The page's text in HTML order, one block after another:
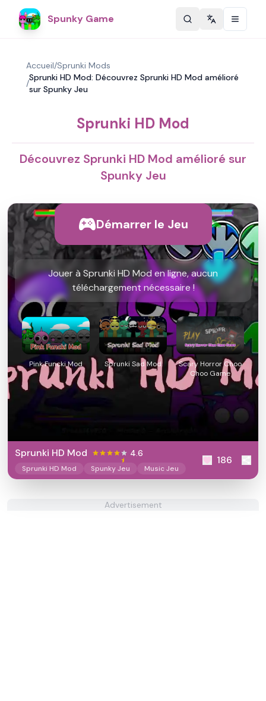
Spunky Game Change
Accueil/Sprunki Mods
/
Sprunki HD Mod: Découvrez Sprunki HD Mod amélioré
sur Spunky Jeu
Sprunki HD Mod
Découvrez Sprunki HD Mod amélioré sur
Spunky Jeu
Démarrer le Jeu
Jouer à Sprunki HD Mod en ligne, aucun
téléchargement nécessaire !
Pink Funcki Mod Sprunki Sad Mod
Scary Horror Choo
Choo Game
Sprunki HD Mod 4.6
Sprunki HD Mod Spunky Jeu Music Jeu
186
Advertisement